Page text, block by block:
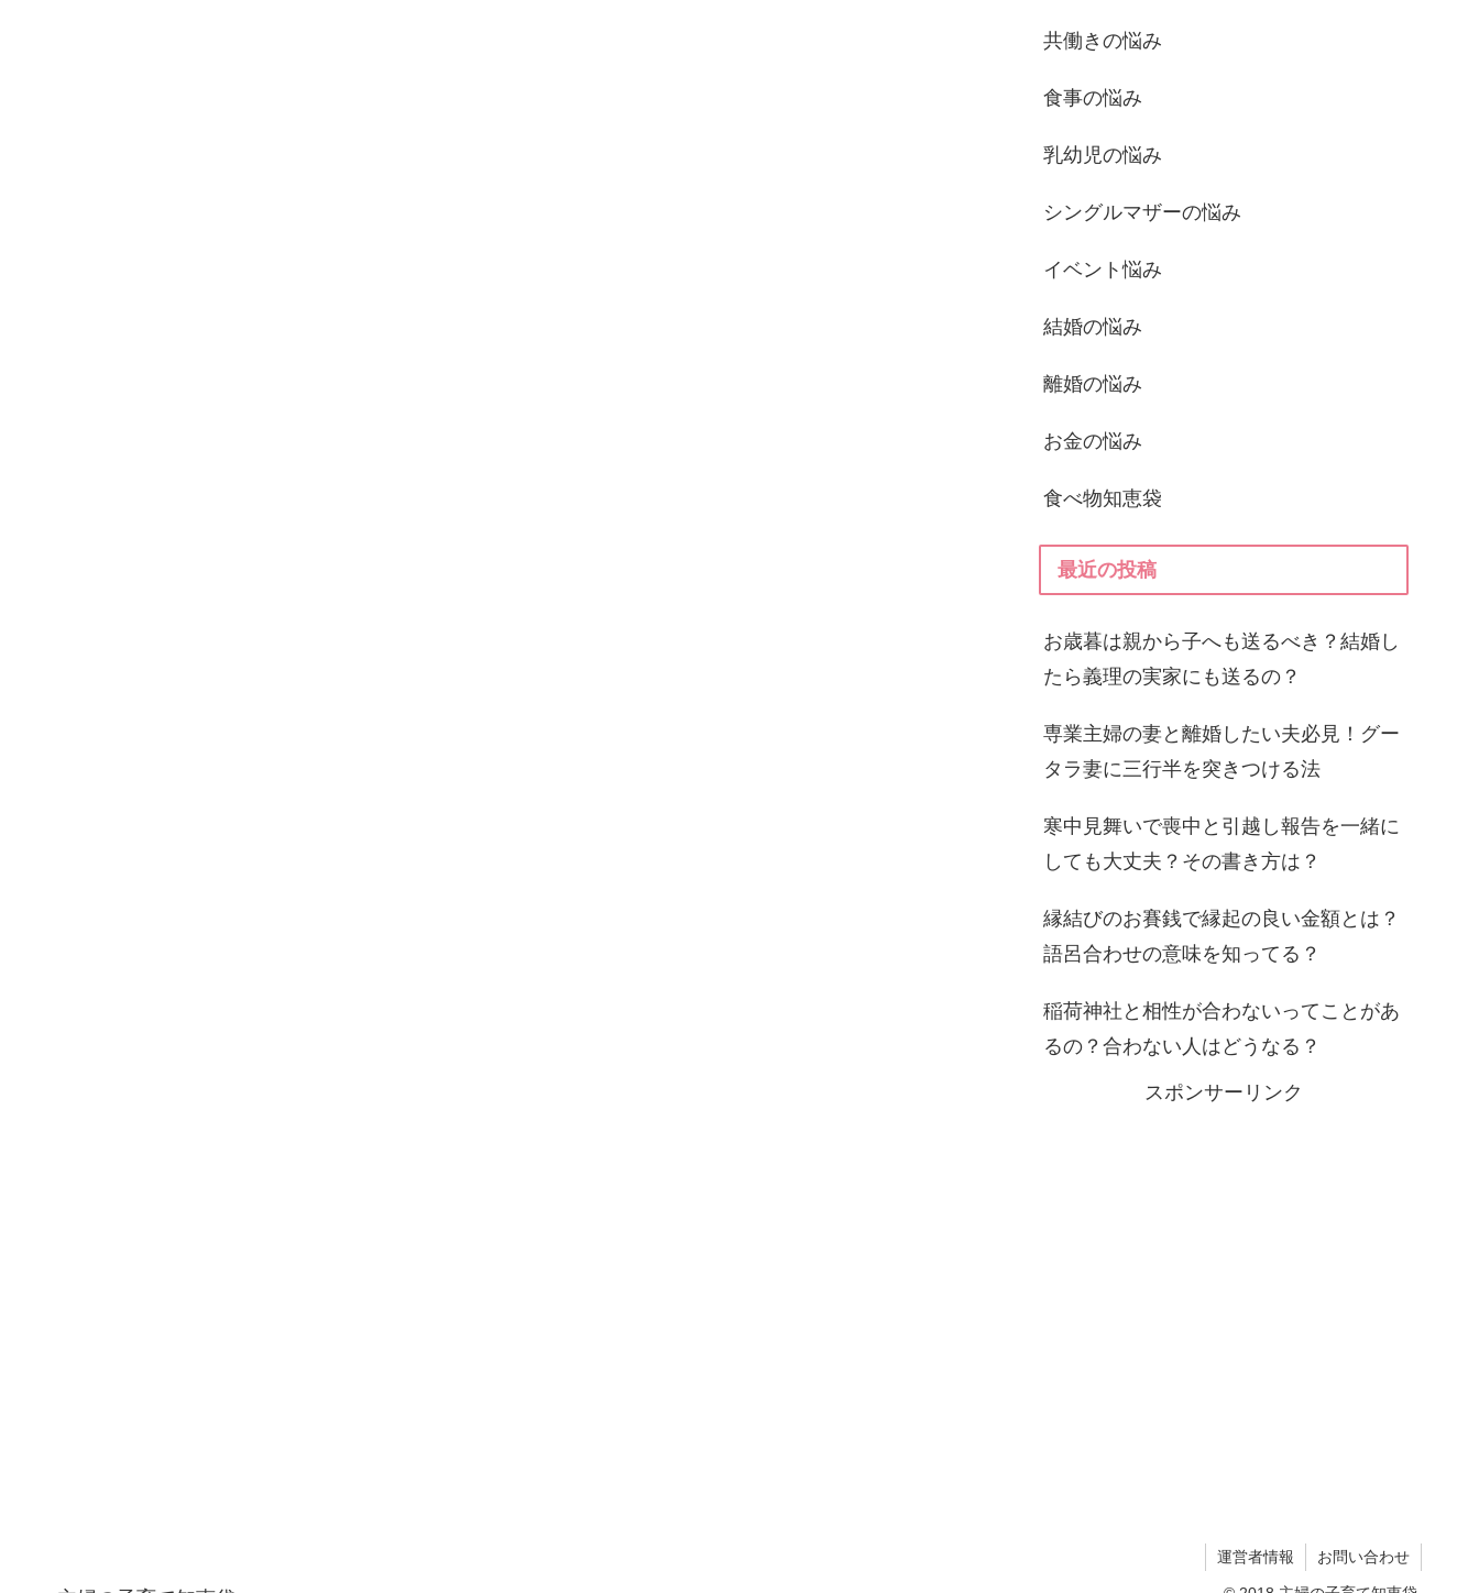
共働きの悩み
食事の悩み
乳幼児の悩み
シングルマザーの悩み
イベント悩み
結婚の悩み
離婚の悩み
お金の悩み
食べ物知恵袋
最近の投稿
お歳暮は親から子へも送るべき？結婚し
たら義理の実家にも送るの？
専業主婦の妻と離婚したい夫必見！グー
タラ妻に三行半を突きつける法
寒中見舞いで喪中と引越し報告を一緒に
しても大丈夫？その書き方は？
縁結びのお賽銭で縁起の良い金額とは？
語呂合わせの意味を知ってる？
稲荷神社と相性が合わないってことがあ
るの？合わない人はどうなる？
スポンサーリンク
運営者情報 お問い合わせ